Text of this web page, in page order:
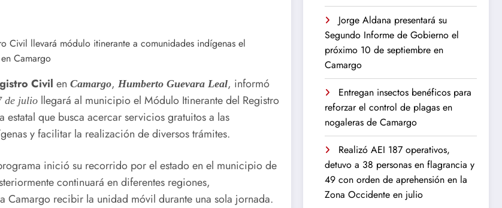
Civil en Camargo, Humberto Guevara Leal, informó
de julio llegará al municipio el Módulo Itinerante del Registro
estatal que busca acercar servicios gratuitos a las
y facilitar la realización de diversos trámites.
inició su recorrido por el estado en el municipio de
continuará en diferentes regiones,
Camargo recibir la unidad móvil durante una sola jornada.
Jorge Aldana presentará su
Segundo Informe de Gobierno el
próximo 10 de septiembre en
Camargo
Entregan insectos benéficos para
reforzar el control de plagas en
nogaleras de Camargo
Realizó AEI 187 operativos,
detuvo a 38 personas en flagrancia y
49 con orden de aprehensión en la
Zona Occidente en julio